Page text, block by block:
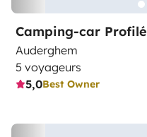
Camping-car Profilé
Auderghem
5 voyageurs
5,0Best Owner